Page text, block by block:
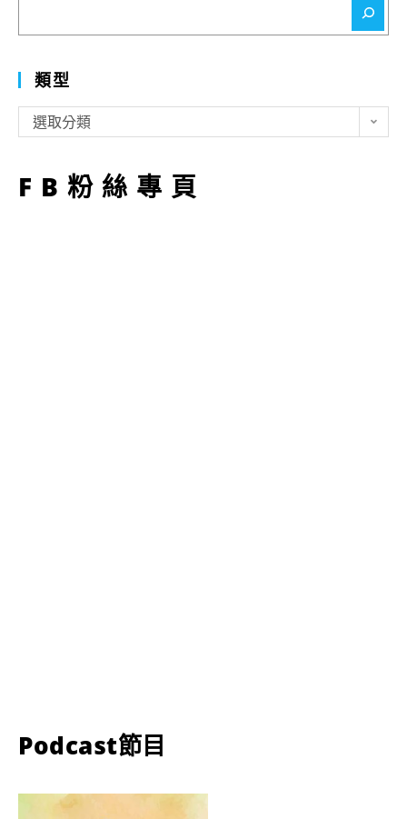
類型
型
選取分類
FB粉絲專頁
Podcast節目